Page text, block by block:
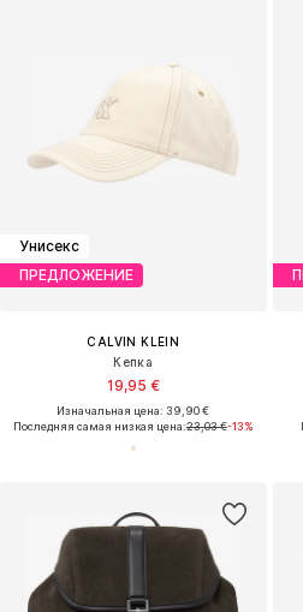
Унисекс
ПРЕДЛОЖЕНИЕ
CALVIN KLEIN
Кепка
19,95 €
Изначальная цена: 39,90 €
Последняя самая низкая цена:23,03 €-13%